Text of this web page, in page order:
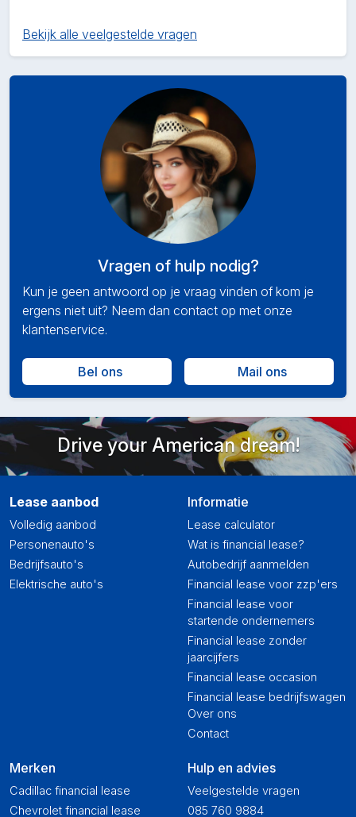
Bekijk alle veelgestelde vragen
Vragen of hulp nodig?
Kun je geen antwoord op je vraag vinden of kom je
ergens niet uit? Neem dan contact op met onze
klantenservice.
Bel ons Mail ons
Drive your American dream!
Lease aanbod
Volledig aanbod
Personenauto's
Bedrijfsauto's
Elektrische auto's
Merken
Cadillac financial lease
Chevrolet financial lease
Informatie
Lease calculator
Wat is financial lease?
Autobedrijf aanmelden
Financial lease voor zzp'ers
Financial lease voor
startende ondernemers
Financial lease zonder
jaarcijfers
Financial lease occasion
Financial lease bedrijfswagen
Over ons
Contact
Hulp en advies
Veelgestelde vragen
085 760 9884